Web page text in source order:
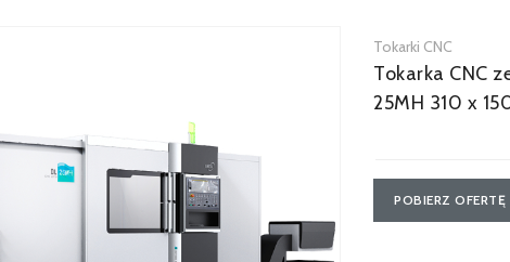
Tokarki CNC
Tokarka CNC
25MH 310 x
POBIERZ OFERTĘ